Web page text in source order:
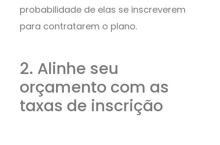
probabilidade de elas se inscreverem
para contratarem o plano.
2. Alinhe seu
orçamento com as
taxas de inscrição